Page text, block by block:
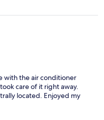
with the air conditioner
care of it right away.
located. Enjoyed my